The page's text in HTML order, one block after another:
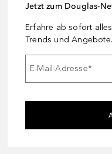
Jetzt zum Douglas-
Erfahre ab sofort
Trends und Angebote.
E-Mail-Adresse*